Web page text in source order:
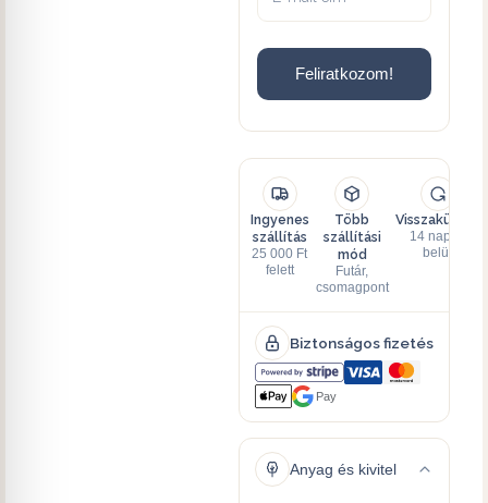
Feliratkozom!
Ingyenes
szállítás
25 000 Ft
felett
Több
szállítási
mód
Futár,
csomagpont
Visszaküldés
14 napon
belül
Biztonságos fizetés
Pay
Anyag és kivitel